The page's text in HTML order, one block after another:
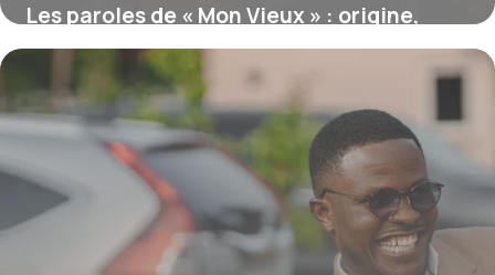
Les paroles de « Mon Vieux » : origine,
histoire et signification
15 juin 2026